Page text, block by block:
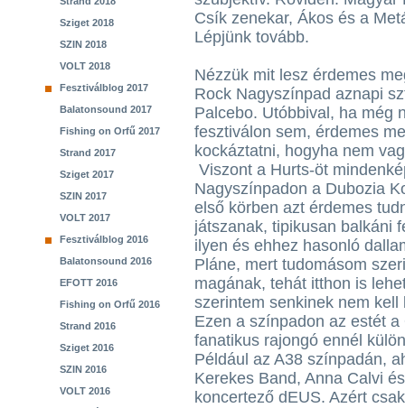
Sziget 2018
SZIN 2018
VOLT 2018
Fesztiválblog 2017
Balatonsound 2017
Fishing on Orfű 2017
Strand 2017
Sziget 2017
SZIN 2017
VOLT 2017
Fesztiválblog 2016
Balatonsound 2016
EFOTT 2016
Fishing on Orfű 2016
Strand 2016
Sziget 2016
SZIN 2016
VOLT 2016
Csík zenekar, Ákos és a
Lépjünk tovább.
Nézzük mit lesz érdemes
Rock Nagyszínpad aznapi
Palcebo. Utóbbival, ha még
fesztiválon sem, érdemes
kockáztatni, hogyha nem
Viszont a Hurts-öt
Nagyszínpadon a Dubozia
első körben azt érdemes
játszanak, tipikusan balkáni
ilyen és ehhez hasonló
Pláne, mert tudomásom
magának, tehát itthon is
szerintem senkinek nem
Ezen a színpadon az estét
fanatikus rajongó ennél
Például az A38 színpadán,
Kerekes Band, Anna Calvi
koncertező dEUS. Azért